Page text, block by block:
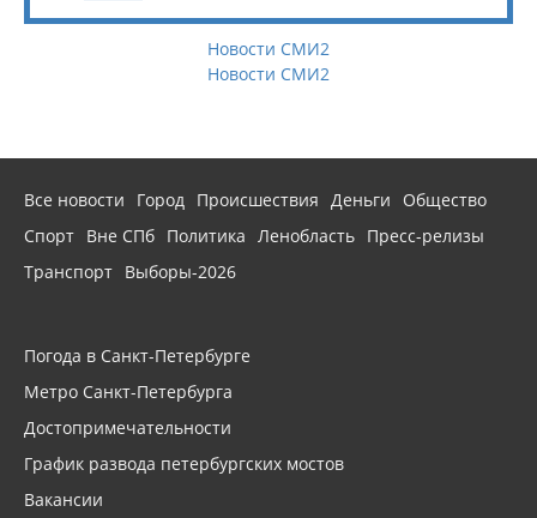
Новости СМИ2
Новости СМИ2
Все новости Город Происшествия Деньги
Общество
Спорт Вне СПб Политика Ленобласть Пресс-релизы
Транспорт Выборы-2026
Погода в Санкт-Петербурге
Метро Санкт-Петербурга
Достопримечательности
График развода петербургских мостов
Вакансии